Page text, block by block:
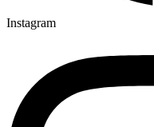
Instagram